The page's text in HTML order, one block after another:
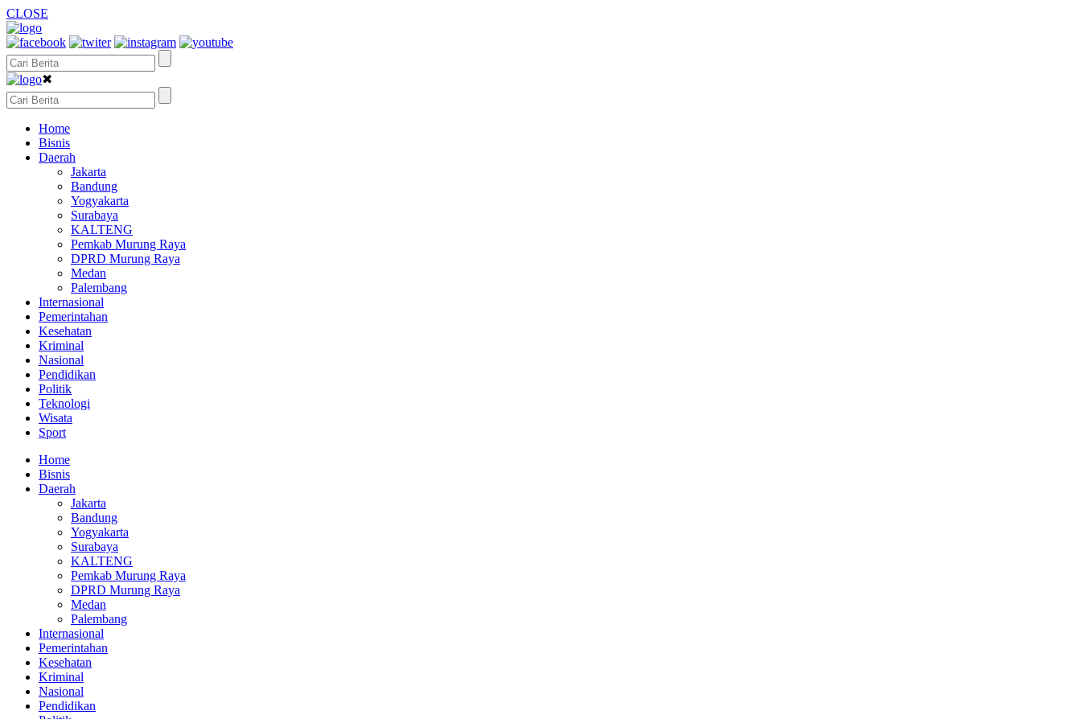
CLOSE
✖
Home
Bisnis
Daerah
Jakarta
Bandung
Yogyakarta
Surabaya
KALTENG
Pemkab Murung Raya
DPRD Murung Raya
Medan
Palembang
Internasional
Pemerintahan
Kesehatan
Kriminal
Nasional
Pendidikan
Politik
Teknologi
Wisata
Sport
Home
Bisnis
Daerah
Jakarta
Bandung
Yogyakarta
Surabaya
KALTENG
Pemkab Murung Raya
DPRD Murung Raya
Medan
Palembang
Internasional
Pemerintahan
Kesehatan
Kriminal
Nasional
Pendidikan